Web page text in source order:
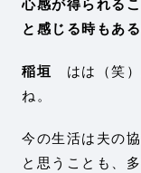
心感が得られる
と感じる時もある
稲垣 はは（笑）
ね。
今の生活は夫の
と思うことも、